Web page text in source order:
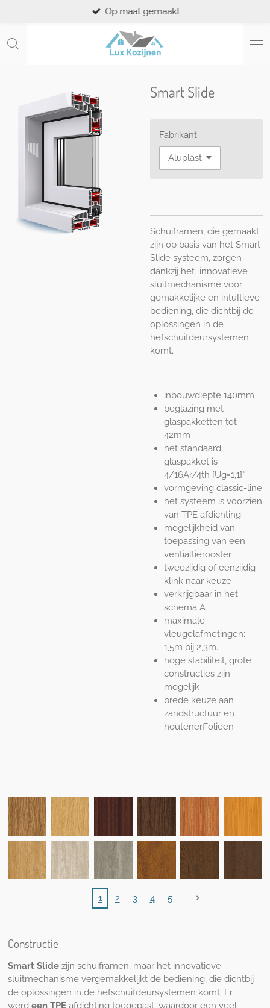
naar
Op maat gemaakt
Smart Slide
Fabrikant
Schuiframen, die gemaakt
zijn op basis van het Smart
Slide systeem, zorgen
dankzij het innovatieve
sluitmechanisme voor
gemakkelijke en intuÏtieve
bediening, die dichtbij de
oplossingen in de
hefschuifdeursystemen
komt.
inbouwdiepte 140mm
beglazing met
glaspakketten tot
42mm
het standaard
glaspakket is
4/16Ar/4th [Ug=1,1]*
vormgeving classic-line
het systeem is voorzien
van TPE afdichting
mogelijkheid van
toepassing van een
ventialtierooster
tweezijdig of eenzijdig
klink naar keuze
verkrijgbaar in het
schema A
maximale
vleugelafmetingen:
1,5m bij 2,3m.
hoge stabiliteit, grote
constructies zijn
mogelijk
brede keuze aan
zandstructuur en
houtenerffolieën
1 2 3 4 5
Constructie
Smart Slide zijn schuiframen, maar het innovatieve
sluitmechanisme vergemakkelijkt de bediening, die dichtbij
de oplossingen in de hefschuifdeursystemen komt. Er
werd een TPE afdichting toegepast, waardoor een veel